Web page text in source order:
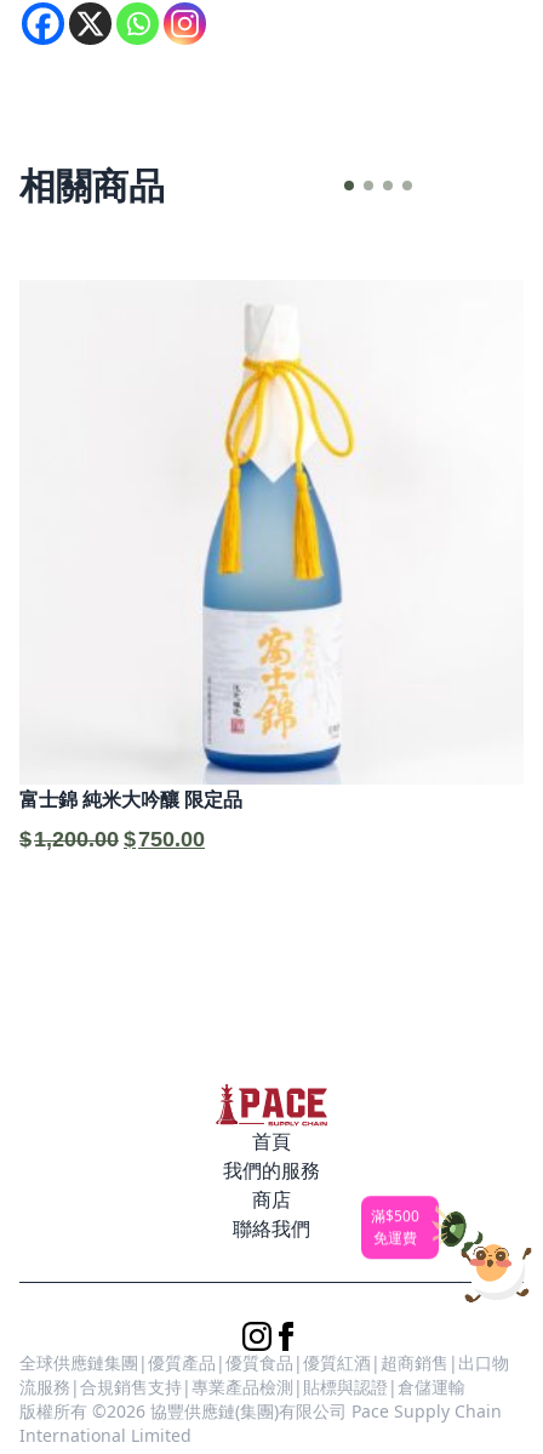
滿$500
免運費
相關商品
富士錦 純米大吟釀 限定品
$1,200.00 原
$750.00目
首頁
我們的服務
商店
聯絡我們
全球供應鏈集團|優質產品|優質食品|優質紅酒|超商銷售|出口物
流服務|合規銷售支持|專業產品檢測|貼標與認證|倉儲運輸
版權所有 ©2026 協豐供應鏈(集團)有限公司 Pace Supply Chain
International Limited